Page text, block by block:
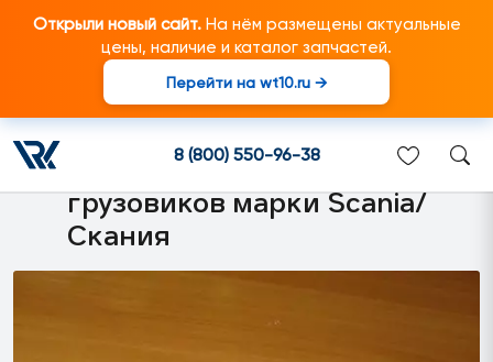
Открыли новый сайт.На нём размещены актуальные
цены, наличие и каталог запчастей.
Перейти на wt10.ru →
8 (800) 550-96-38
1857681 Трубопровод
следящего клапана горного
тормоза подходит для
грузовиков марки Scania/
Скания